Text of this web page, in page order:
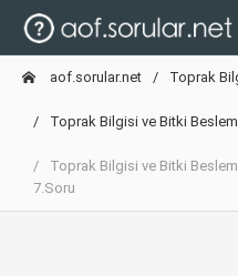
aof.sorular.net Toprak
Toprak Bilgisi ve Bitki
Toprak Bilgisi ve Bitki
7.Soru